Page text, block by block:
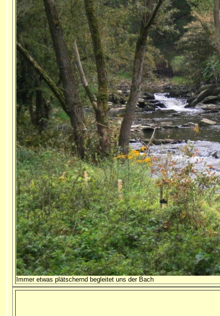
Immer etwas plätschernd begleitet uns der Bach